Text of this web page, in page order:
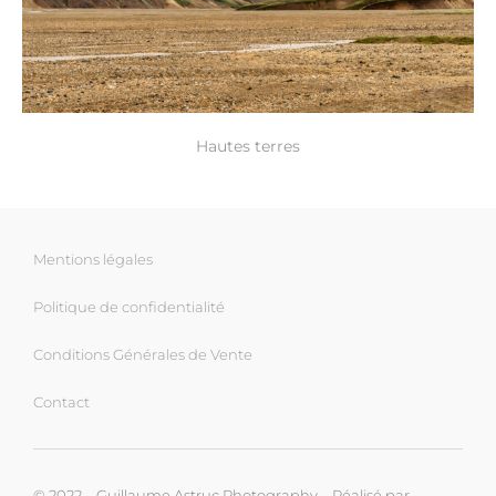
Hautes terres
Mentions légales
Politique de confidentialité
Conditions Générales de Vente
Contact